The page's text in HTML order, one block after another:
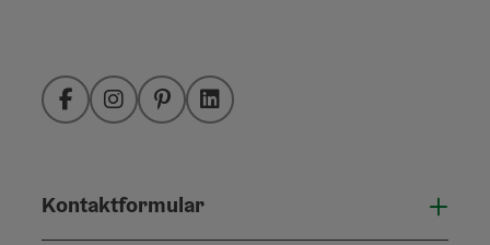
FacebookInstagramPinterestLinkedIn
Kontaktformular